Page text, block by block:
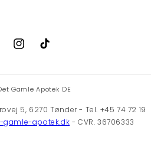
Instagram
TikTok
Gamle Apotek DE
5, 6270 Tønder - Tel. +45 74 72 19
gamle-apotek.dk - CVR. 36706333